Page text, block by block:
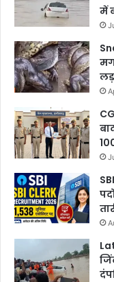
में